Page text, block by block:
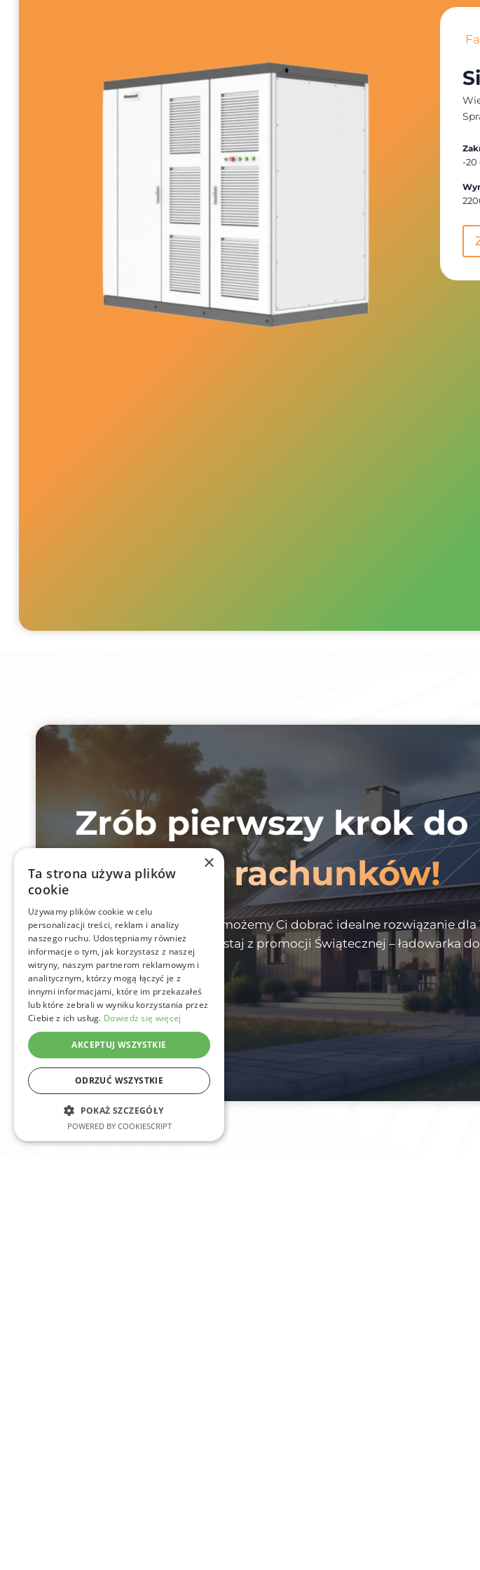
-20
Zrób pierwszy krok do
niższych rachunków!
Zostaw kontakt, a my pomożemy Ci dobrać idealne rozwiązanie dla
domu lub firmy – i skorzystaj z promocji Świątecznej – ładowarka
gratis!
×
Ta strona używa plików
cookie
Używamy plików cookie w celu
personalizacji treści, reklam i analizy
naszego ruchu. Udostępniamy również
informacje o tym, jak korzystasz z naszej
witryny, naszym partnerom reklamowym i
analitycznym, którzy mogą łączyć je z
innymi informacjami, które im przekazałeś
lub które zebrali w wyniku korzystania przez
Ciebie z ich usług. Dowiedz się więcej
AKCEPTUJ WSZYSTKIE
ODRZUĆ WSZYSTKIE
POKAŻ SZCZEGÓŁY
POWERED BY COOKIESCRIPT